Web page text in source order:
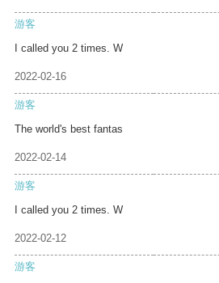
游客
I called you 2 times. W
2022-02-16
游客
The world's best fantas
2022-02-14
游客
I called you 2 times. W
2022-02-12
游客